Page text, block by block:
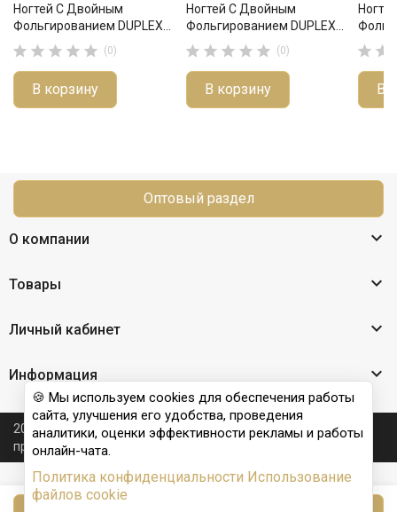
Ногтей С Двойным
Фольгированием DUPLEX...
     (0)
В корзину
Ногтей С Двойным
Фольгированием DUPLEX...
     (0)
В корзину
 
В
Оптовый раздел
О компании 
Товары 
Личный кабинет 
Информация 
2026 © Nail Club professional - официальный сайт
производителя бренда для наращивания ногтей
🍪 Мы используем cookies для обеспечения работы
сайта, улучшения его удобства, проведения
аналитики, оценки эффективности рекламы и работы
онлайн-чата.
Политика конфиденциальности Использование
файлов cookie